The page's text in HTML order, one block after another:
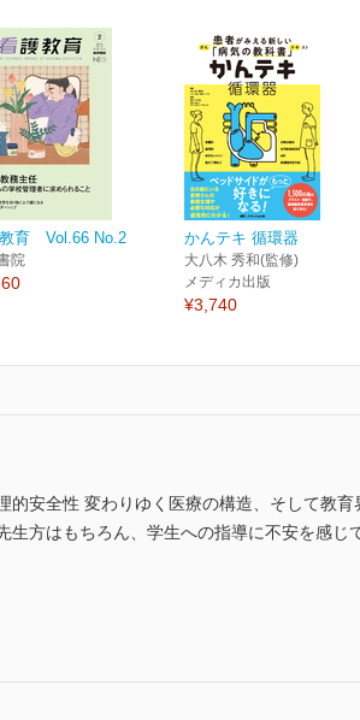
育 Vol.66 No.2
院
かんテキ 循環器
大八木 秀和(監修)
メディカ出版
¥3,740
安全性 変わりゆく医療の構造、そして教育
生方はもちろん、学生への指導に不安を感